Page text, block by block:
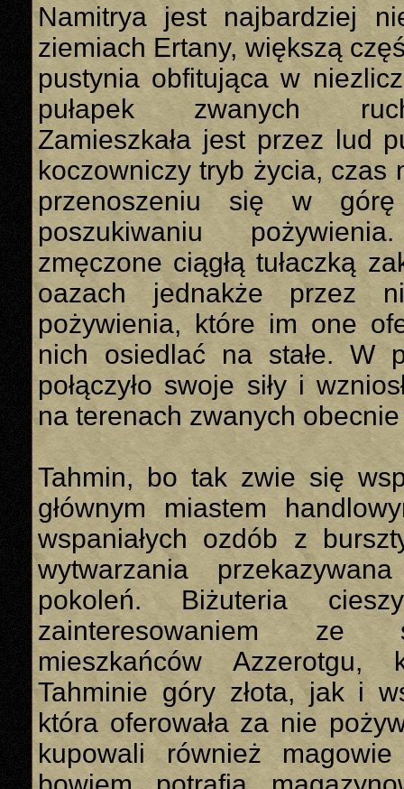
Namitrya jest najbardziej
ziemiach Ertany, większą
pustynia obfitująca w
pułapek zwanych
Zamieszkała jest przez lud
koczowniczy tryb życia, czas
przenoszeniu się w
poszukiwaniu
zmęczone ciągłą tułaczką
oazach jednakże przez
pożywienia, które im one
nich osiedlać na stałe. W
połączyło swoje siły i
na terenach zwanych
Tahmin, bo tak zwie się
głównym miastem
wspaniałych ozdób z
wytwarzania
pokoleń. Biżuteria
zainteresowaniem ze
mieszkańców
Tahminie góry złota, jak i
która oferowała za nie
kupowali również